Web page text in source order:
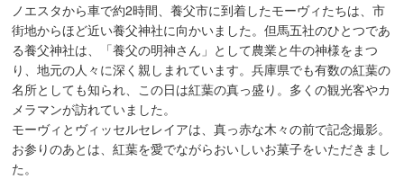
ノエスタから車で約2時間、養父市に到着したモーヴィたちは、市
街地からほど近い養父神社に向かいました。但馬五社のひとつであ
る養父神社は、「養父の明神さん」として農業と牛の神様をまつ
り、地元の人々に深く親しまれています。兵庫県でも有数の紅葉の
名所としても知られ、この日は紅葉の真っ盛り。多くの観光客やカ
メラマンが訪れていました。
モーヴィとヴィッセルセレイアは、真っ赤な木々の前で記念撮影。
お参りのあとは、紅葉を愛でながらおいしいお菓子をいただきまし
た。